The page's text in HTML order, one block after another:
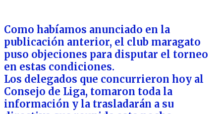
Como habíamos anunciado en la
publicación anterior, el club maragato
puso objeciones para disputar el torneo
en estas condiciones.
Los delegados que concurrieron hoy al
Consejo de Liga, tomaron toda la
información y la trasladarán a su